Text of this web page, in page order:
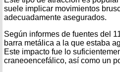
suele implicar movimientos
adecuadamente asegurados.
Según informes de fuentes del
barra metálica a la que estaba
Este impacto fue lo
craneoencefálico, así como un